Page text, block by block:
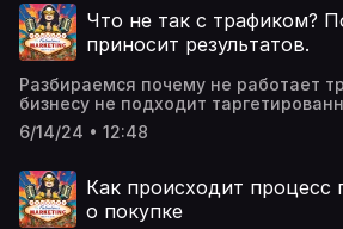
Что не так с трафиком?
приносит результатов.
Разбираемся почему не работает
бизнесу не подходит
соцсетях и что делать в этом
упоминается Инстаграм,
Кобилинская. Если у вас остались
пишите: Телеграм-канал:
https://t.me/vkobilinskayaСообщество
6/14/24 • 12:48
Как происходит процесс
о покупке